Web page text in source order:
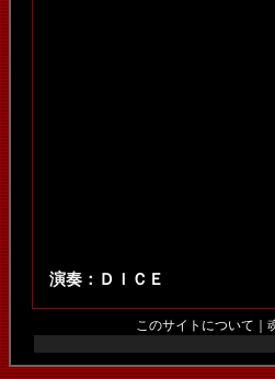
演奏： ＤＩＣＥ
このサイトについて